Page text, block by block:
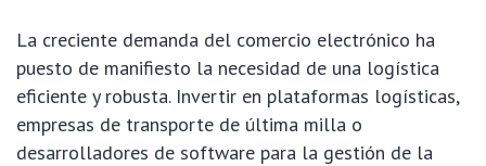
La creciente demanda del comercio electrónico ha
puesto de manifiesto la necesidad de una logística
eficiente y robusta. Invertir en plataformas logísticas,
empresas de transporte de última milla o
desarrolladores de software para la gestión de la